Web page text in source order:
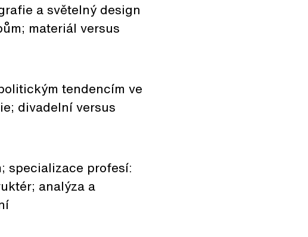
a světelný design
materiál versus
tendencím ve
divadelní versus
specializace profesí:
analýza a